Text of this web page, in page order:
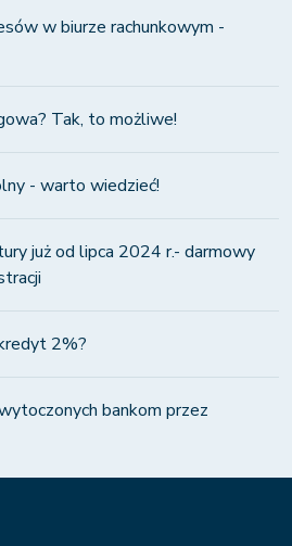
w biurze rachunkowym -
Tak, to możliwe!
- warto wiedzieć!
już od lipca 2024 r.- darmowy
2%?
bankom przez